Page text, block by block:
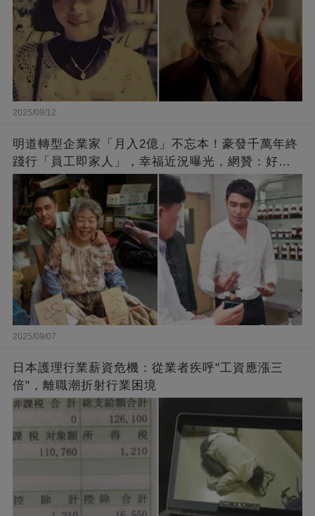
2025/09/12
明道轉型企業家「月入2億」不忘本！豪發千萬年終
踐行「員工即家人」，幸福近況曝光，網贊：好老
闆的福報
2025/09/07
日本護理行業薪資危機：從業者疾呼"工資應漲三
倍"，離職潮折射行業困境